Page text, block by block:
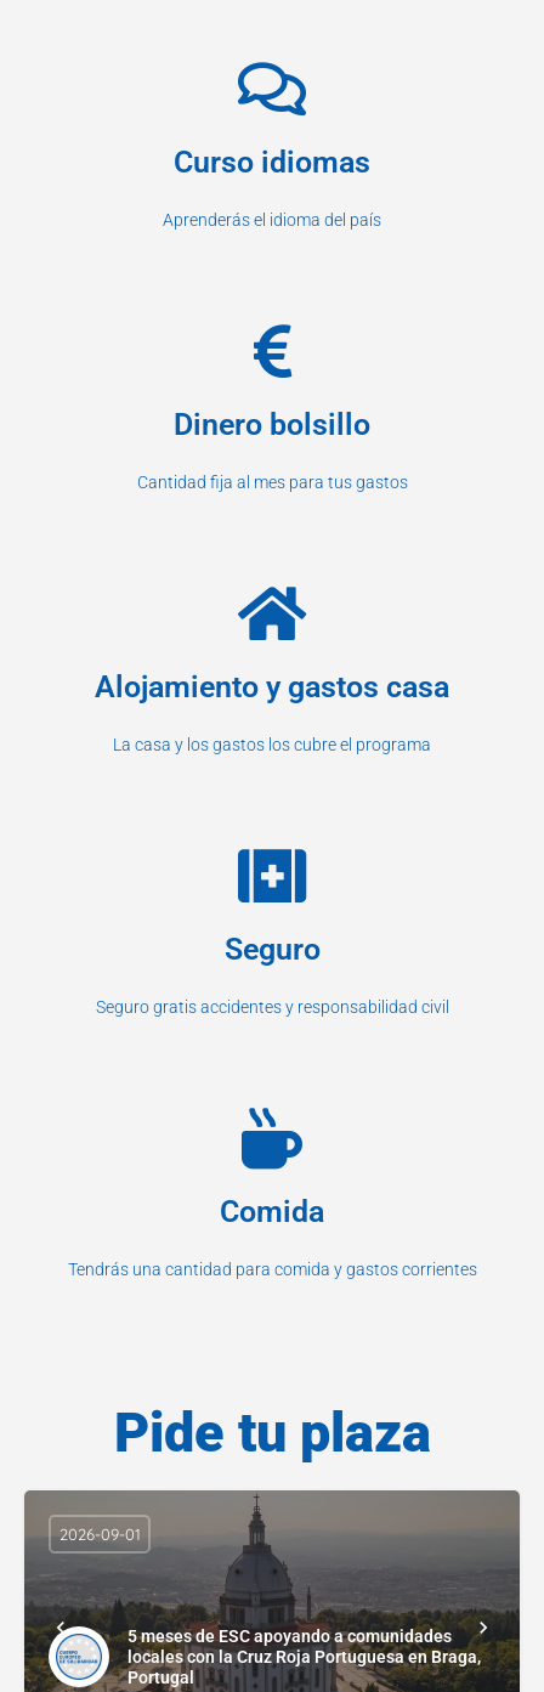
Curso idiomas
Aprenderás el idioma del país
Dinero bolsillo
Cantidad fija al mes para tus gastos
Alojamiento y gastos casa
La casa y los gastos los cubre el programa
Seguro
Seguro gratis accidentes y responsabilidad civil
Comida
Tendrás una cantidad para comida y gastos corrientes
Pide tu plaza
5 meses de ESC apoyando a comunidades
locales con la Cruz Roja Portuguesa en Braga,
Portugal
2026-09-01